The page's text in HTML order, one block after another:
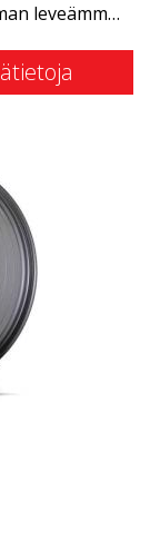
leveämmät
ilmeen,
ovat myös
Toisin
-
vahvempia
ne